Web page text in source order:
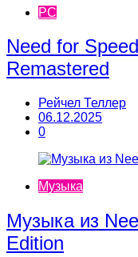
PC
Need for
Remastered
Рейчел Теллер
06.12.2025
0
Музыка
Музыка из
Edition